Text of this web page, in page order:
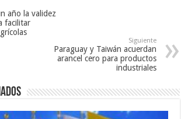
año la validez
facilitar
Siguiente
Paraguay y Taiwán acuerdan
arancel cero para productos
industriales